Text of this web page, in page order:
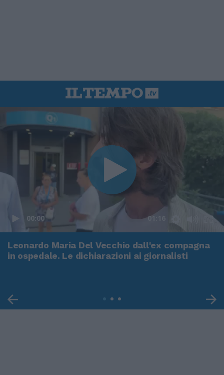
00:00 01:16
Leonardo Maria Del Vecchio dall'ex compagna
in ospedale. Le dichiarazioni ai giornalisti